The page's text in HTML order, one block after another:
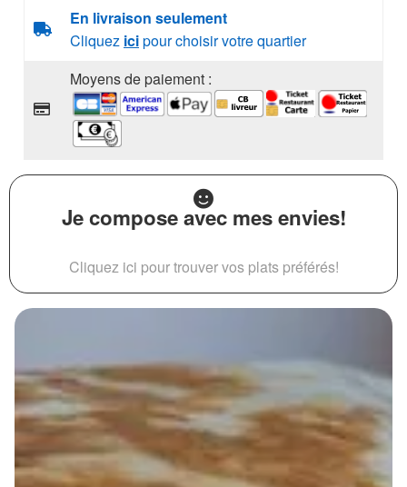
En livraison seulement
Cliquez icipour choisir votre quartier
Moyens de paiement :
Je compose avec mes envies!
Cliquez ici pour trouver vos plats préférés!